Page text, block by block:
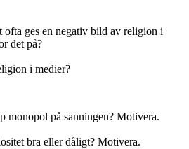
ofta ges en negativ bild av religion i
det på?
i medier?
monopol på sanningen? Motivera.
bra eller dåligt? Motivera.